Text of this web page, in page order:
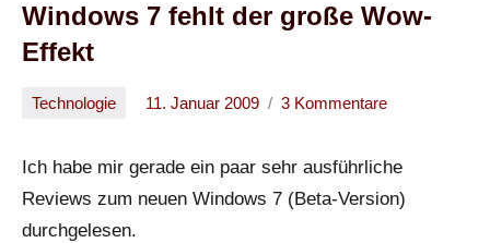
Windows 7 fehlt der große Wow-
Effekt
Technologie 11. Januar 2009 3 Kommentare
Ich habe mir gerade ein paar sehr ausführliche
Reviews zum neuen Windows 7 (Beta-Version)
durchgelesen.